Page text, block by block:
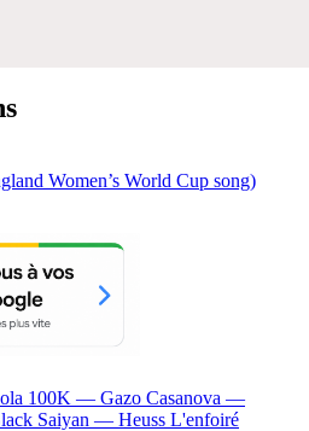
Women’s World Cup song)
100K — Gazo Casanova —
Saiyan — Heuss L'enfoiré